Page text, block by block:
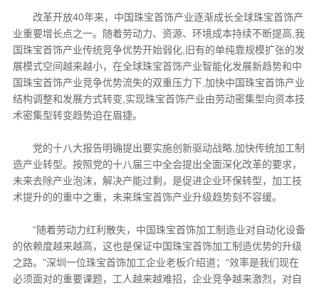
改革开放40年来，中国珠宝首饰产业逐渐成长全球珠宝首饰产
业重要增长点之一。随着劳动力、资源、环境成本持续不断提高,我
国珠宝首饰产业传统竞争优势开始弱化,旧有的单纯靠规模扩张的发
展模式空间越来越小，在全球珠宝首饰产业智能化发展新趋势和中
国珠宝首饰产业竞争优势流失的双重压力下,加快中国珠宝首饰产业
结构调整和发展方式转变,实现珠宝首饰产业由劳动密集型向资本技
术密集型转变趋势迫在眉捷。
党的十八大报告明确提出要实施创新驱动战略,加快传统加工制
造产业转型。按照党的十八届三中全会提出全面深化改革的要求，
未来去除产业泡沫，解决产能过剩，是促进企业环保转型，加工技
术提升的的重中之重，未来珠宝首饰产业升级趋势刻不容缓。
“随着劳动力红利散失，中国珠宝首饰加工制造业对自动化设备
的依赖度越来越高，这也是保证中国珠宝首饰加工制造优势的升级
之路。”深圳一位珠宝首饰加工企业老板介绍道；“效率是我们现在
必须面对的重要课题，工人越来越难招，企业竞争越来激烈，对自